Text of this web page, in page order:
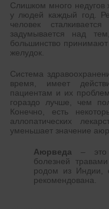
Слишком много недугов
у людей каждый год.
человек
задумывается над
большинство
желудок.
Система
время, имеет
пациентам и их
гораздо лучше, чем
Конечно, есть
аллопатических
уменьшает значение
Аюрведа– это
болезней
родом из Индии,
рекомендована.